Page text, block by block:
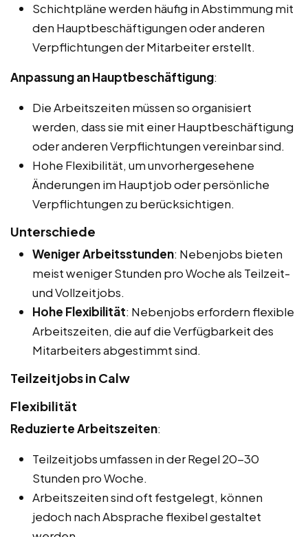
Schichtpläne werden häufig in Abstimmung mit
den Hauptbeschäftigungen oder anderen
Verpflichtungen der Mitarbeiter erstellt.
Anpassung an Hauptbeschäftigung:
Die Arbeitszeiten müssen so organisiert
werden, dass sie mit einer Hauptbeschäftigung
oder anderen Verpflichtungen vereinbar sind.
Hohe Flexibilität, um unvorhergesehene
Änderungen im Hauptjob oder persönliche
Verpflichtungen zu berücksichtigen.
Unterschiede
Weniger Arbeitsstunden: Nebenjobs bieten
meist weniger Stunden pro Woche als Teilzeit-
und Vollzeitjobs.
Hohe Flexibilität: Nebenjobs erfordern flexible
Arbeitszeiten, die auf die Verfügbarkeit des
Mitarbeiters abgestimmt sind.
Teilzeitjobs in Calw
Flexibilität
Reduzierte Arbeitszeiten:
Teilzeitjobs umfassen in der Regel 20-30
Stunden pro Woche.
Arbeitszeiten sind oft festgelegt, können
jedoch nach Absprache flexibel gestaltet